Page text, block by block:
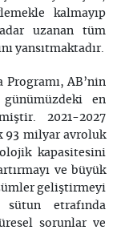
kalmayıp
uzanan tüm
yansıtmaktadır.
Programı, AB’nin
en
2021-2027
93 milyar avroluk
kapasitesini
ve büyük
geliştirmeyi
etrafında
sorunlar ve